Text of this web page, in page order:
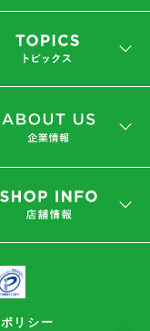
リシー